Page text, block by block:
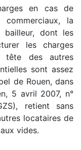
en cas de
la
dont les
les charges
des autres
sont assez
de Rouen, dans
5 avril 2007, n°
retient sans
locataires de
vides.